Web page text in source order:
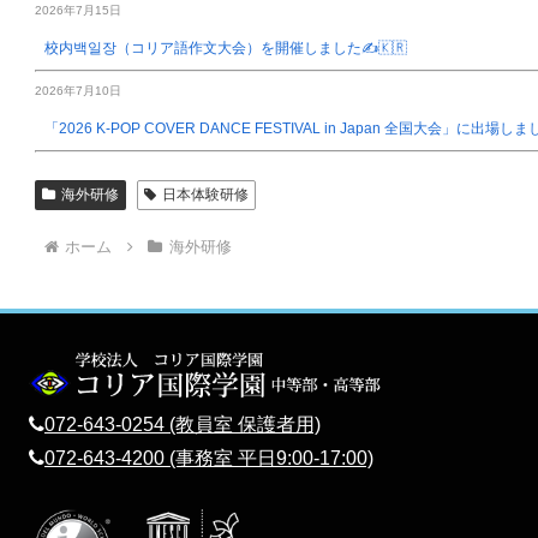
2026年7月15日
校内백일장（コリア語作文大会）を開催しました✍️🇰🇷
2026年7月10日
「2026 K-POP COVER DANCE FESTIVAL in Japan 全国大会」に出場しま
海外研修 日本体験研修
ホーム 海外研修
072-643-0254 (教員室 保護者用)
072-643-4200 (事務室 平日9:00-17:00)